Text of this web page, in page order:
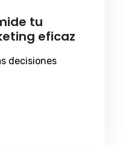
tu
eficaz
decisiones